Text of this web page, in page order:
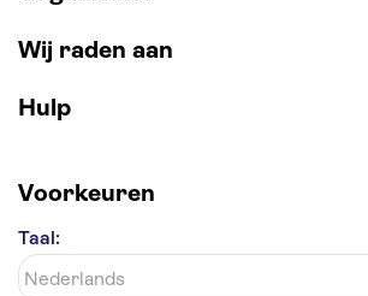
Wij raden aan
Hulp
Voorkeuren
Taal: